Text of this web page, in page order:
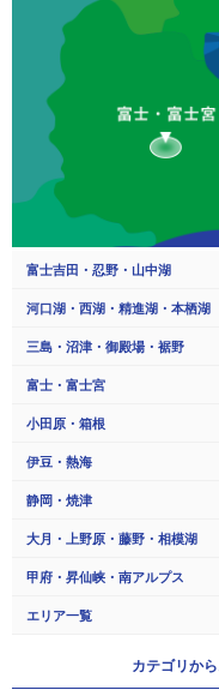
富士吉田・忍野・山中湖
河口湖・西湖・精進湖・本栖湖
三島・沼津・御殿場・裾野
富士・富士宮
小田原・箱根
伊豆・熱海
静岡・焼津
大月・上野原・藤野・相模湖
甲府・昇仙峡・南アルプス
エリア一覧
カテゴリから